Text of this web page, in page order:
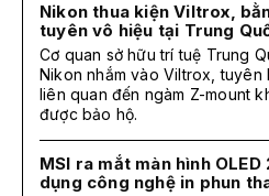
Nikon thua kiện Viltrox,
tuyên vô hiệu tại Trung
Cơ quan sở hữu trí tuệ Trung
Nikon nhắm vào Viltrox,
liên quan đến ngàm Z-mount
được bảo hộ.
MSI ra mắt màn hình
dụng công nghệ in phun